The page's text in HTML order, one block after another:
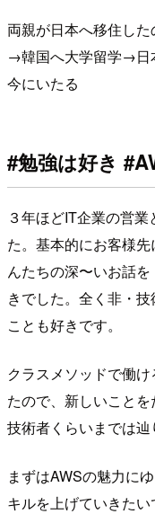
両親が日本へ移住し
→韓国へ大学留学→日
今にいたる
#勉強は好き
３年ほどIT企業の営
た。基本的にお客様
んたちの深〜いお話
きでした。全く非・
ことも好きです。
クラスメソッドで働
たので、新しいこと
技術者くらいまでは辿
まずはAWSの魅力に
キルを上げていきた